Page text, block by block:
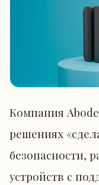
Компания
решениях
безопасности,
устройств с